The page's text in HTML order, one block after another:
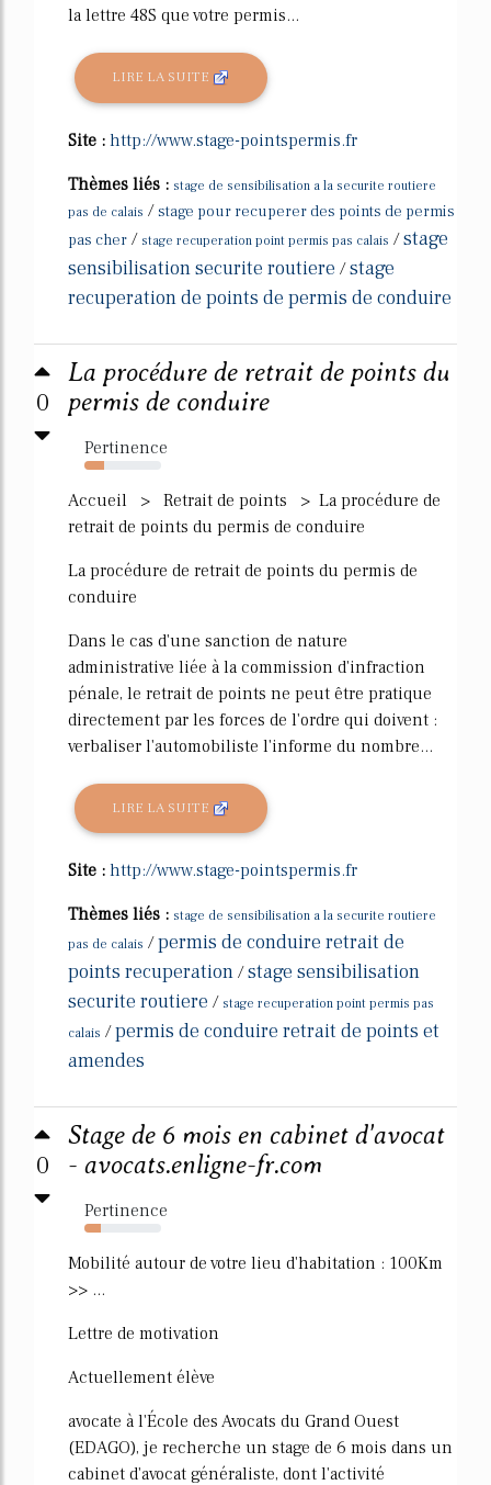
la lettre 48S que votre permis...
LIRE LA SUITE
Site : http://www.stage-pointspermis.fr
Thèmes liés : stage de sensibilisation a la securite routiere
pas de calais /stage pour recuperer des points de permis
pas cher / stage recuperation point permis pas calais /stage
sensibilisation securite routiere /stage
recuperation de points de permis de conduire
0
La procédure de retrait de points du
permis de conduire
Pertinence
26%
Accueil > Retrait de points > La procédure de
retrait de points du permis de conduire
La procédure de retrait de points du permis de
conduire
Dans le cas d'une sanction de nature
administrative liée à la commission d'infraction
pénale, le retrait de points ne peut être pratique
directement par les forces de l'ordre qui doivent :
verbaliser l'automobiliste l'informe du nombre...
LIRE LA SUITE
Site : http://www.stage-pointspermis.fr
Thèmes liés : stage de sensibilisation a la securite routiere
pas de calais /permis de conduire retrait de
points recuperation /stage sensibilisation
securite routiere / stage recuperation point permis pas
calais /permis de conduire retrait de points et
amendes
0
Stage de 6 mois en cabinet d'avocat
- avocats.enligne-fr.com
Pertinence
21%
Mobilité autour de votre lieu d'habitation : 100Km
>> ...
Lettre de motivation
Actuellement élève
avocate à l'École des Avocats du Grand Ouest
(EDAGO), je recherche un stage de 6 mois dans un
cabinet d'avocat généraliste, dont l'activité